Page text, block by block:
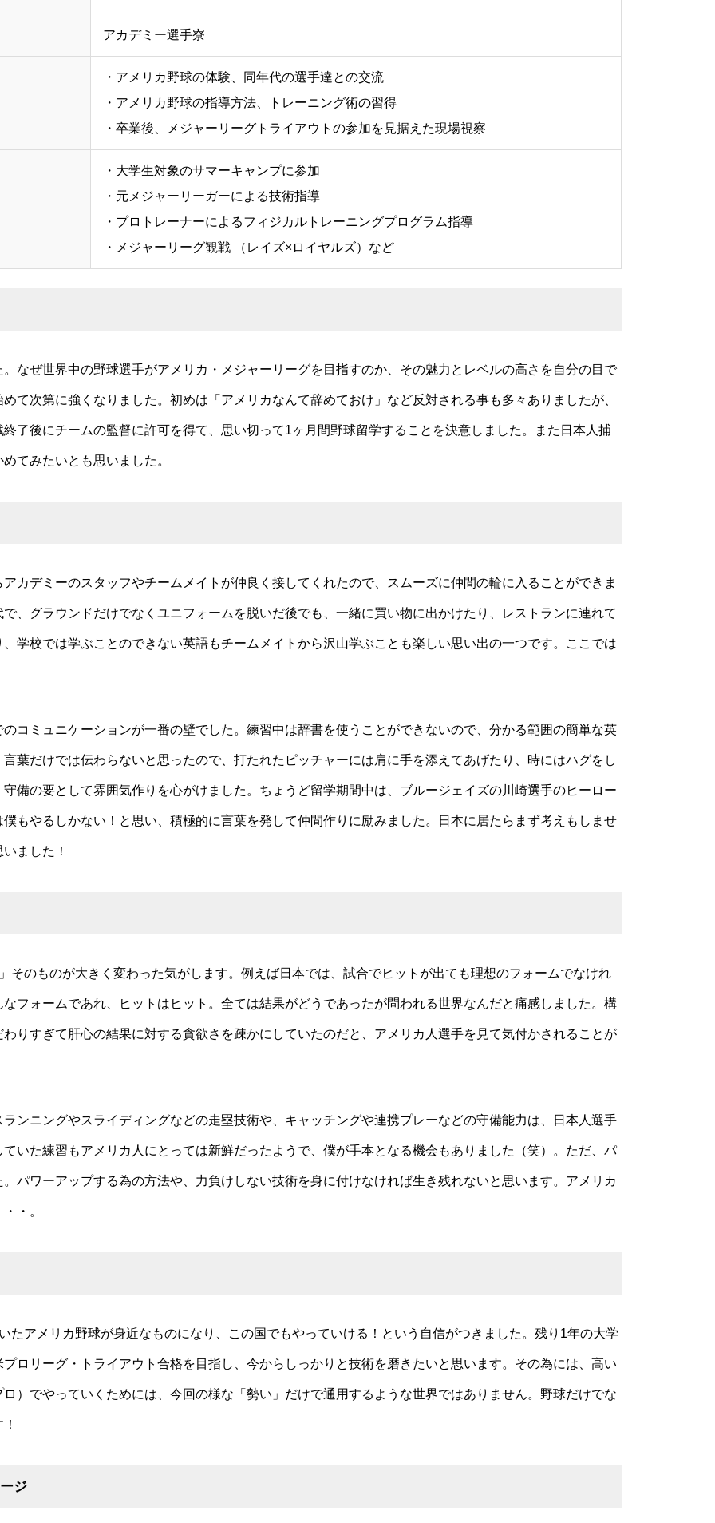
アカデミー選手寮
・アメリカ野球の体験、同年代の選手達との交流
・アメリカ野球の指導方法、トレーニング術の習得
・卒業後、メジャーリーグトライアウトの参加を見据えた現場視察
・大学生対象のサマーキャンプに参加
・元メジャーリーガーによる技術指導
・プロトレーナーによるフィジカルトレーニングプログラム指導
・メジャーリーグ観戦 （レイズ×ロイヤルズ）など
なぜ世界中の野球選手がアメリカ・メジャーリーグを目指すのか、その魅力とレベルの高さを自分の目で
て次第に強くなりました。初めは「アメリカなんて辞めておけ」など反対される事も多々ありましたが、
了後にチームの監督に許可を得て、思い切って1ヶ月間野球留学することを決意しました。また日本人捕
てみたいとも思いました。
カデミーのスタッフやチームメイトが仲良く接してくれたので、スムーズに仲間の輪に入ることができま
、グラウンドだけでなくユニフォームを脱いだ後でも、一緒に買い物に出かけたり、レストランに連れて
学校では学ぶことのできない英語もチームメイトから沢山学ぶことも楽しい思い出の一つです。ここでは
コミュニケーションが一番の壁でした。練習中は辞書を使うことができないので、分かる範囲の簡単な英
葉だけでは伝わらないと思ったので、打たれたピッチャーには肩に手を添えてあげたり、時にはハグをし
備の要として雰囲気作りを心がけました。ちょうど留学期間中は、ブルージェイズの川崎選手のヒーロー
もやるしかない！と思い、積極的に言葉を発して仲間作りに励みました。日本に居たらまず考えもしませ
ました！
そのものが大きく変わった気がします。例えば日本では、試合でヒットが出ても理想のフォームでなけれ
フォームであれ、ヒットはヒット。全ては結果がどうであったが問われる世界なんだと痛感しました。構
りすぎて肝心の結果に対する貪欲さを疎かにしていたのだと、アメリカ人選手を見て気付かされることが
ンニングやスライディングなどの走塁技術や、キャッチングや連携プレーなどの守備能力は、日本人選手
いた練習もアメリカ人にとっては新鮮だったようで、僕が手本となる機会もありました（笑）。ただ、パ
パワーアップする為の方法や、力負けしない技術を身に付けなければ生き残れないと思います。アメリカ
・。
たアメリカ野球が身近なものになり、この国でもやっていける！という自信がつきました。残り1年の大学
ロリーグ・トライアウト合格を目指し、今からしっかりと技術を磨きたいと思います。その為には、高い
）でやっていくためには、今回の様な「勢い」だけで通用するような世界ではありません。野球だけでな
ジ